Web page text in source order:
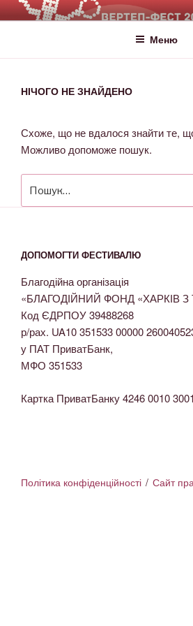
ВЕРТЕП-ФЕСТ
За Світло те, що Темряву здолало!
Меню
НІЧОГО НЕ ЗНАЙДЕНО
Схоже, що не вдалося знайти те,
Можливо допоможе пошук.
ДОПОМОГТИ ФЕСТИВАЛЮ
Благодійна організація
«БЛАГОДІЙНИЙ ФОНД «ХАРКІВ
Код ЄДРПОУ 39488268
р/рах. UA10 351533 00000
у ПАТ ПриватБанк,
МФО 351533
Картка ПриватБанку 4246 0010
Політика конфіденційності Сайт